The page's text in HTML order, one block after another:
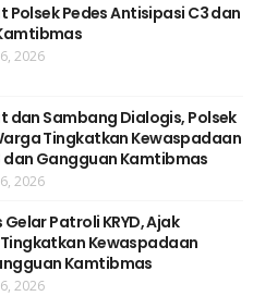
Polsek Pedes Antisipasi C3 dan
2026
dan Sambang Dialogis, Polsek
Tingkatkan Kewaspadaan
Gangguan Kamtibmas
2026
Gelar Patroli KRYD, Ajak
Kewaspadaan
Kamtibmas
2026